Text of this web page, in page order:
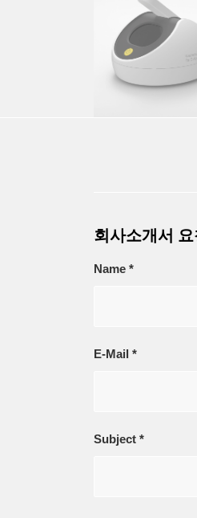
회사소개서 요
Name*
E-Mail*
Subject*